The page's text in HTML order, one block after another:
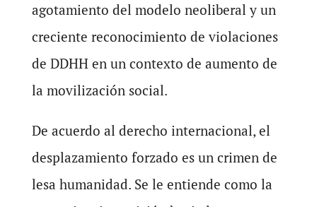
agotamiento del modelo neoliberal y un
creciente reconocimiento de violaciones
de DDHH en un contexto de aumento de
la movilización social.
De acuerdo al derecho internacional, el
desplazamiento forzado es un crimen de
lesa humanidad. Se le entiende como la